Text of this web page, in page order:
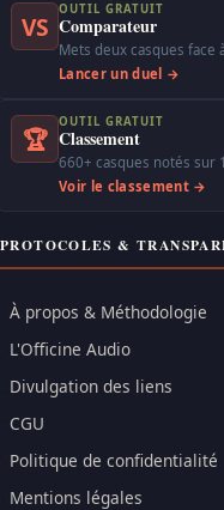
VS
OUTIL GRATUIT
Comparateur
Mets deux casques face
Lancer un duel →
🏆
OUTIL GRATUIT
Classement
660+ casques notés sur
Voir le classement →
PROTOCOLES &
À propos & Méthodologie
L'Officine Audio
Divulgation des liens
CGU
Politique de confidentialité
Mentions légales